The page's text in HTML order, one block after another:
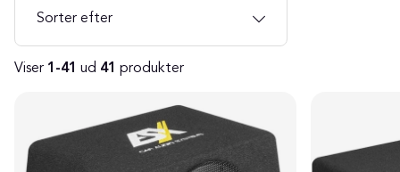
Sorter efter
Viser 1-41 ud 41 produkter